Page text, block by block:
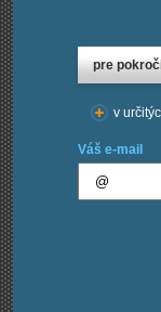
pre
v
Váš e-mail